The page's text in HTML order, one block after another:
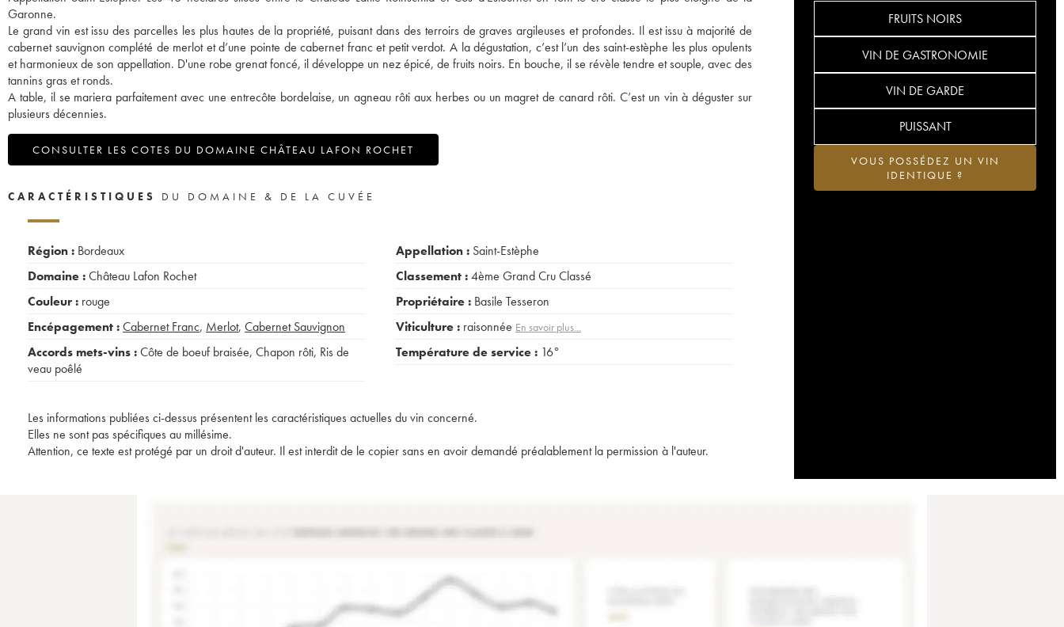
Garonne.
Le grand vin est issu des parcelles les plus hautes de la propriété, puisant dans des terroirs de graves argileuses et profondes. Il est issu à majorité de
cabernet sauvignon complété de merlot et d’une pointe de cabernet franc et petit verdot. A la dégustation, c’est l’un des saint-estèphe les plus opulents
et harmonieux de son appellation. D'une robe grenat foncé, il développe un nez épicé, de fruits noirs. En bouche, il se révèle tendre et souple, avec des
tannins gras et ronds.
A table, il se mariera parfaitement avec une entrecôte bordelaise, un agneau rôti aux herbes ou un magret de canard rôti. C’est un vin à déguster sur
plusieurs décennies.
CONSULTER LES COTES DU DOMAINE CHÂTEAU LAFON ROCHET
FRUITS NOIRS
VIN DE GASTRONOMIE
VIN DE GARDE
PUISSANT
VOUS POSSÉDEZ UN VIN
IDENTIQUE ?
CARACTÉRISTIQUES
DU DOMAINE & DE LA CUVÉE
Région : Bordeaux
Domaine :Château Lafon Rochet
Couleur : rouge
Encépagement :Cabernet Franc, Merlot, Cabernet Sauvignon
Accords mets-vins :Côte de boeuf braisée, Chapon rôti, Ris de
veau poêlé
Appellation : Saint-Estèphe
Classement :4ème Grand Cru Classé
Propriétaire : Basile Tesseron
Viticulture : raisonnée En savoir plus...
Température de service : 16°
Les informations publiées ci-dessus présentent les caractéristiques actuelles du vin concerné.
Elles ne sont pas spécifiques au millésime.
Attention, ce texte est protégé par un droit d'auteur. Il est interdit de le copier sans en avoir demandé préalablement la permission à l'auteur.